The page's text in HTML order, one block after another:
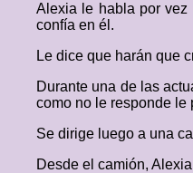
Alexia le habla por vez
confía en él.
Le dice que harán que
Durante una de las
como no le responde le
Se dirige luego a una
Desde el camión,